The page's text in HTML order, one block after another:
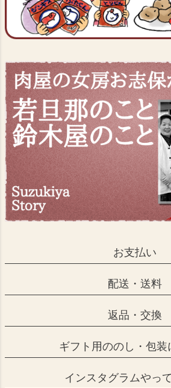
お支払い
配送・送料
返品・交換
ギフト用ののし・包装
インスタグラムやっ